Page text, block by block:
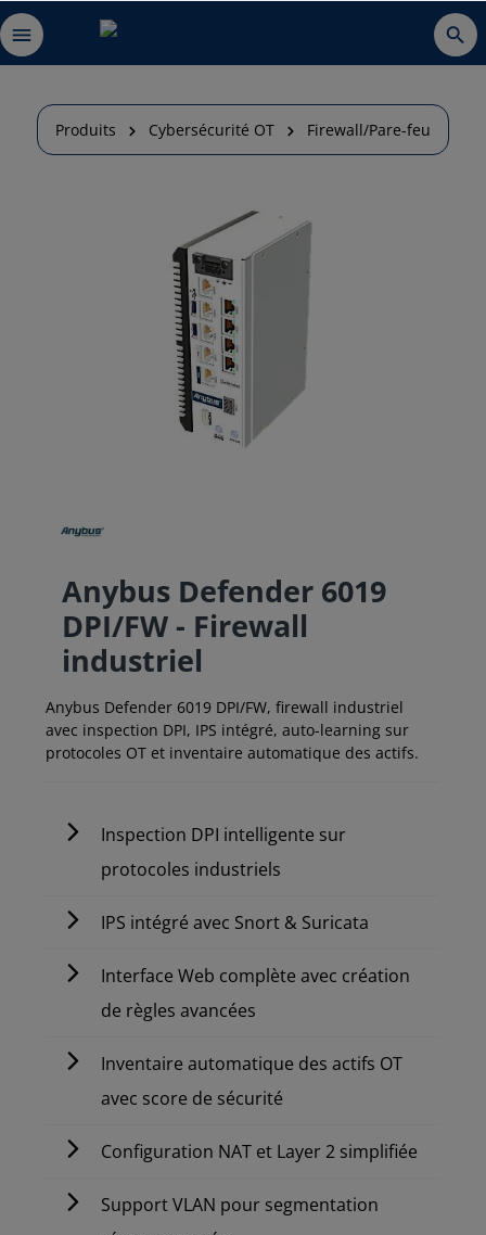
Produits Cybersécurité OT Firewall/Pare-feu
Anybus Defender 6019
DPI/FW - Firewall
industriel
Anybus Defender 6019 DPI/FW, firewall industriel
avec inspection DPI, IPS intégré, auto-learning sur
protocoles OT et inventaire automatique des actifs.
Inspection DPI intelligente sur
protocoles industriels
IPS intégré avec Snort & Suricata
Interface Web complète avec création
de règles avancées
Inventaire automatique des actifs OT
avec score de sécurité
Configuration NAT et Layer 2 simplifiée
Support VLAN pour segmentation